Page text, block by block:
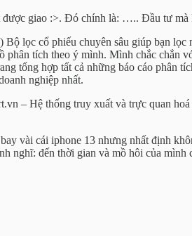
giao :>. Đó chính là: ….. Đầu tư
lọc cổ phiếu chuyên sâu giúp bạn
tích theo ý mình. Mình chắc chắn
tổng hợp tất cả những báo cáo phân
nghiệp nhất.
– Hệ thống truy xuất và trực quan
vài cái iphone 13 nhưng nhất định
nghĩ: đến thời gian và mồ hôi của